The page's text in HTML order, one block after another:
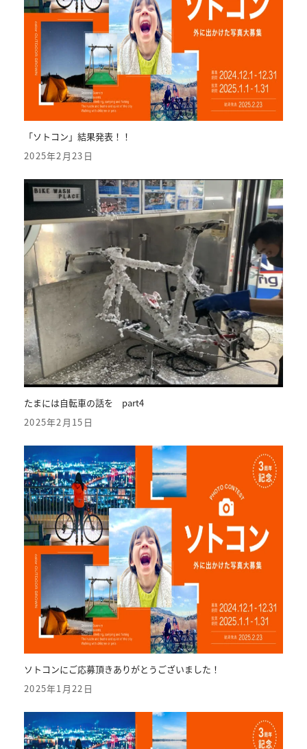
「ソトコン」結果発表！！
2025年2月23日
たまには自転車の話を part4
2025年2月15日
ソトコンにご応募頂きありがとうございました！
2025年1月22日